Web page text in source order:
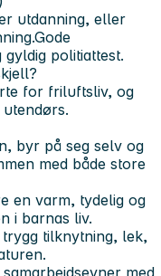
utdanning, eller
politiattest.
for friluftsliv, og
byr på seg selv og
med både store
en varm, tydelig og
i barnas liv.
tilknytning, lek,